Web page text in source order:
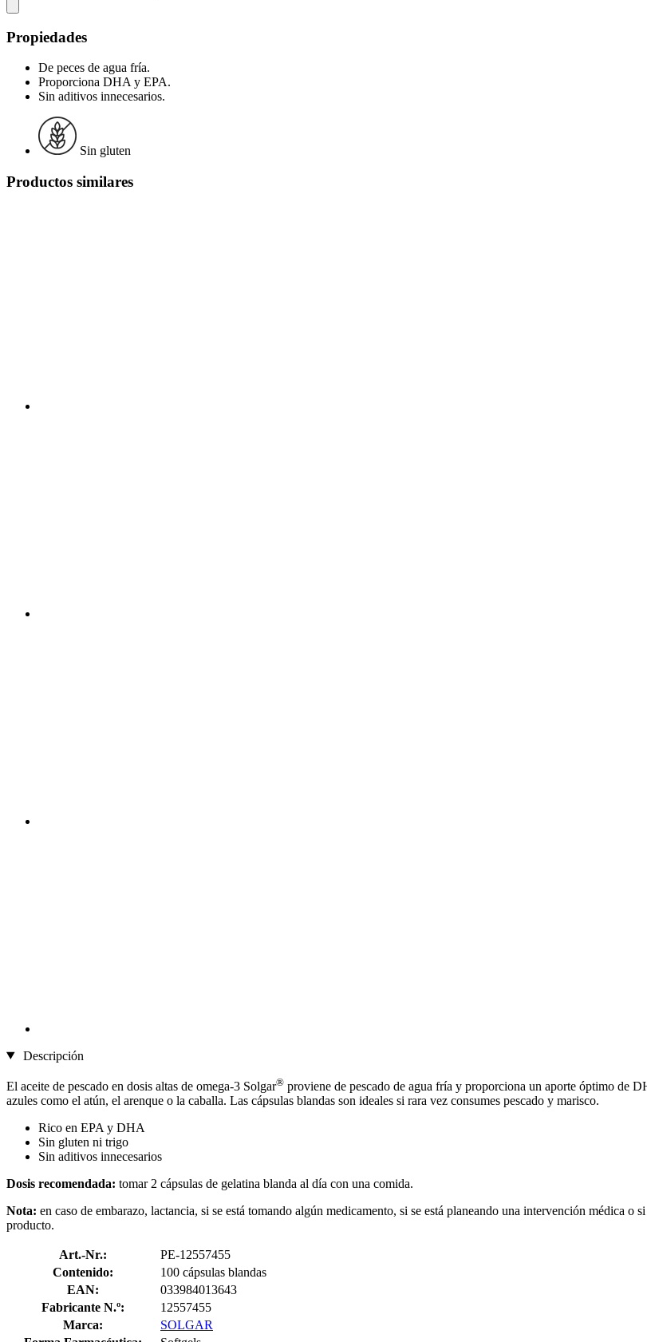
Propiedades
De peces de agua fría.
Proporciona DHA y EPA.
Sin aditivos innecesarios.
Sin gluten
Productos similares
Descripción
El aceite de pescado en dosis altas de omega-3 Solgar® proviene de pescado de agua fría y proporciona un aporte óptimo de
azules como el atún, el arenque o la caballa. Las cápsulas blandas son ideales si rara vez consumes pescado y marisco.
Rico en EPA y DHA
Sin gluten ni trigo
Sin aditivos innecesarios
Dosis recomendada: tomar 2 cápsulas de gelatina blanda al día con una comida.
Nota: en caso de embarazo, lactancia, si se está tomando algún medicamento, si se está planeando una intervención médica o
producto.
Art.-Nr.:
PE-12557455
Contenido:
100 cápsulas blandas
EAN:
033984013643
Fabricante N.º:
12557455
Marca:
SOLGAR